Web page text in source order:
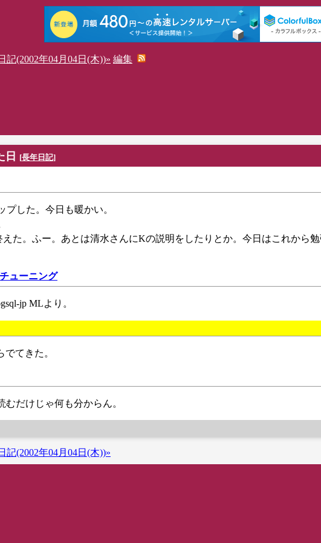
記(2002年04月04日(木))» 編集
日 [長年日記]
プした。今日も暖かい。
えた。ふー。あとは清水さんにKの説明をしたりとか。今日はこれから
ューニング
jp MLより。
てきた。
むだけじゃ何も分からん。
記(2002年04月04日(木))»